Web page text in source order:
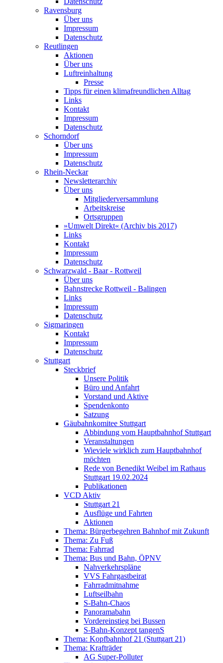
Ravensburg
Über uns
Impressum
Datenschutz
Reutlingen
Aktionen
Über uns
Luftreinhaltung
Presse
Tipps für einen klimafreundlichen Alltag
Links
Kontakt
Impressum
Datenschutz
Schorndorf
Über uns
Impressum
Datenschutz
Rhein-Neckar
Newsletterarchiv
Über uns
Mitgliederversammlung
Arbeitskreise
Ortsgruppen
»Umwelt Direkt« (Archiv bis 2017)
Links
Kontakt
Impressum
Datenschutz
Schwarzwald - Baar - Rottweil
Über uns
Bahnstrecke Rottweil - Balingen
Links
Impressum
Datenschutz
Sigmaringen
Kontakt
Impressum
Datenschutz
Stuttgart
Steckbrief
Unsere Politik
Büro und Anfahrt
Vorstand und Aktive
Spendenkonto
Satzung
Gäubahnkomitee Stuttgart
Abbindung vom Hauptbahnhof Stuttgart
Veranstaltungen
Wieviele wirklich zum Hauptbahnhof
möchten
Rede von Benedikt Weibel im Rathaus
Stuttgart 19.02.2024
Publikationen
VCD Aktiv
Stuttgart 21
Ausflüge und Fahrten
Aktionen
Thema: Bürgerbegehren Bahnhof mit Zukunft
Thema: Zu Fuß
Thema: Fahrrad
Thema: Bus und Bahn, ÖPNV
Nahverkehrspläne
VVS Fahrgastbeirat
Fahrradmitnahme
Luftseilbahn
S-Bahn-Chaos
Panoramabahn
Vordereinstieg bei Bussen
S-Bahn-Konzept tangenS
Thema: Kopfbahnhof 21 (Stuttgart 21)
Thema: Krafträder
AG Super-Polluter